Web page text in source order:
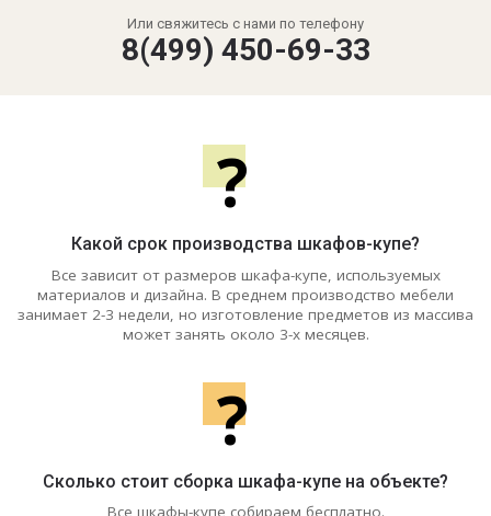
Или свяжитесь с нами по телефону
8(499) 450-69-33
?
Какой срок производства шкафов-купе?
Все зависит от размеров шкафа-купе, используемых
материалов и дизайна. В среднем производство мебели
занимает 2-3 недели, но изготовление предметов из массива
может занять около 3-х месяцев.
?
Сколько стоит сборка шкафа-купе на объекте?